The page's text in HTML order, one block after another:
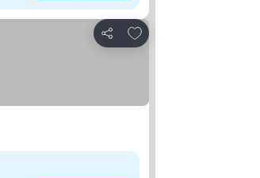
Kongsi
Tambah ke favorit